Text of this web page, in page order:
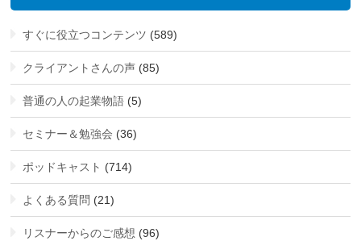
すぐに役立つコンテンツ (589)
クライアントさんの声 (85)
普通の人の起業物語 (5)
セミナー＆勉強会 (36)
ポッドキャスト (714)
よくある質問 (21)
リスナーからのご感想 (96)